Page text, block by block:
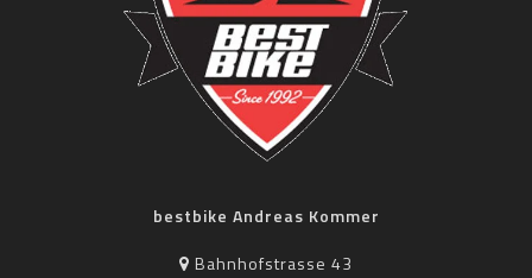
bestbike Andreas Kommer
Bahnhofstrasse 43